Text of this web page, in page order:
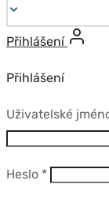
Přihlášení
Přihlášení
Uživatelské
Heslo *Povinné